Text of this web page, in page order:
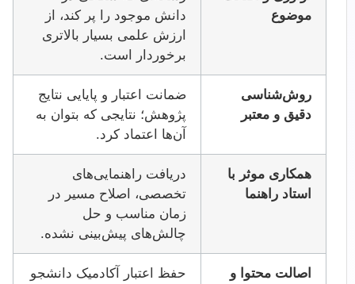
موضوع
دانش موجود را پر کند، از
ارزش علمی بسیار بالاتری
برخوردار است.
روش‌شناسی
دقیق و معتبر
ضمانت اعتبار و پایایی نتایج
پژوهش؛ نتایجی که بتوان به
آن‌ها اعتماد کرد.
همکاری موثر با
استاد راهنما
دریافت راهنمایی‌های
تخصصی، اصلاح مسیر در
زمان مناسب و حل
چالش‌های پیش‌بینی نشده.
اصالت محتوا و
حفظ اعتبار آکادمیک دانشجو